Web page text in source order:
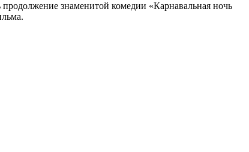
знаменитой комедии «Карнавальная ночь